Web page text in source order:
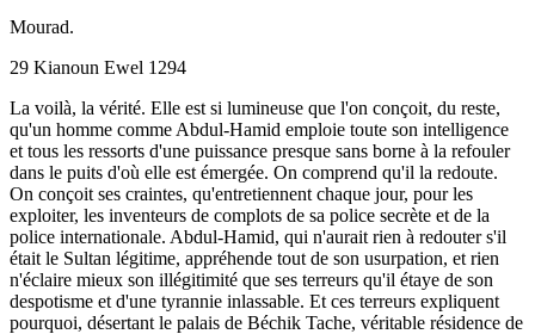
Mourad.
29 Kianoun Ewel 1294
La voilà, la vérité. Elle est si lumineuse que l'on conçoit, du reste,
qu'un homme comme Abdul-Hamid emploie toute son intelligence
et tous les ressorts d'une puissance presque sans borne à la refouler
dans le puits d'où elle est émergée. On comprend qu'il la redoute.
On conçoit ses craintes, qu'entretiennent chaque jour, pour les
exploiter, les inventeurs de complots de sa police secrète et de la
police internationale. Abdul-Hamid, qui n'aurait rien à redouter s'il
était le Sultan légitime, appréhende tout de son usurpation, et rien
n'éclaire mieux son illégitimité que ses terreurs qu'il étaye de son
despotisme et d'une tyrannie inlassable. Et ces terreurs expliquent
pourquoi, désertant le palais de Béchik Tache, véritable résidence de